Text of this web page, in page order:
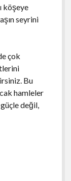
köşeye
seyrini
çok
Bu
hamleler
değil,